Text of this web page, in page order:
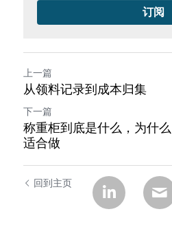
订阅
上一篇
从领料记录到成本归集
下一篇
称重柜到底是什么，为什
适合做
回到主页